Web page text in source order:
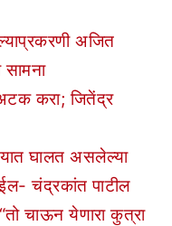
अजित
अटक करा; जितेंद्र
घालत असलेल्या
चंद्रकांत पाटील
चाऊन येणारा कुत्रा